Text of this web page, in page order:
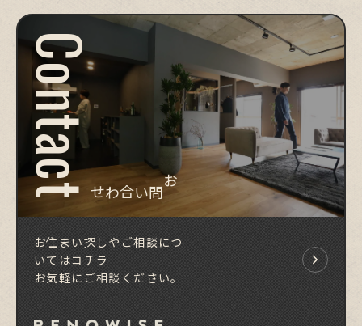
Contact
お問い合わせ
お住まい探しやご相談につ
いてはコチラ
お気軽にご相談ください。